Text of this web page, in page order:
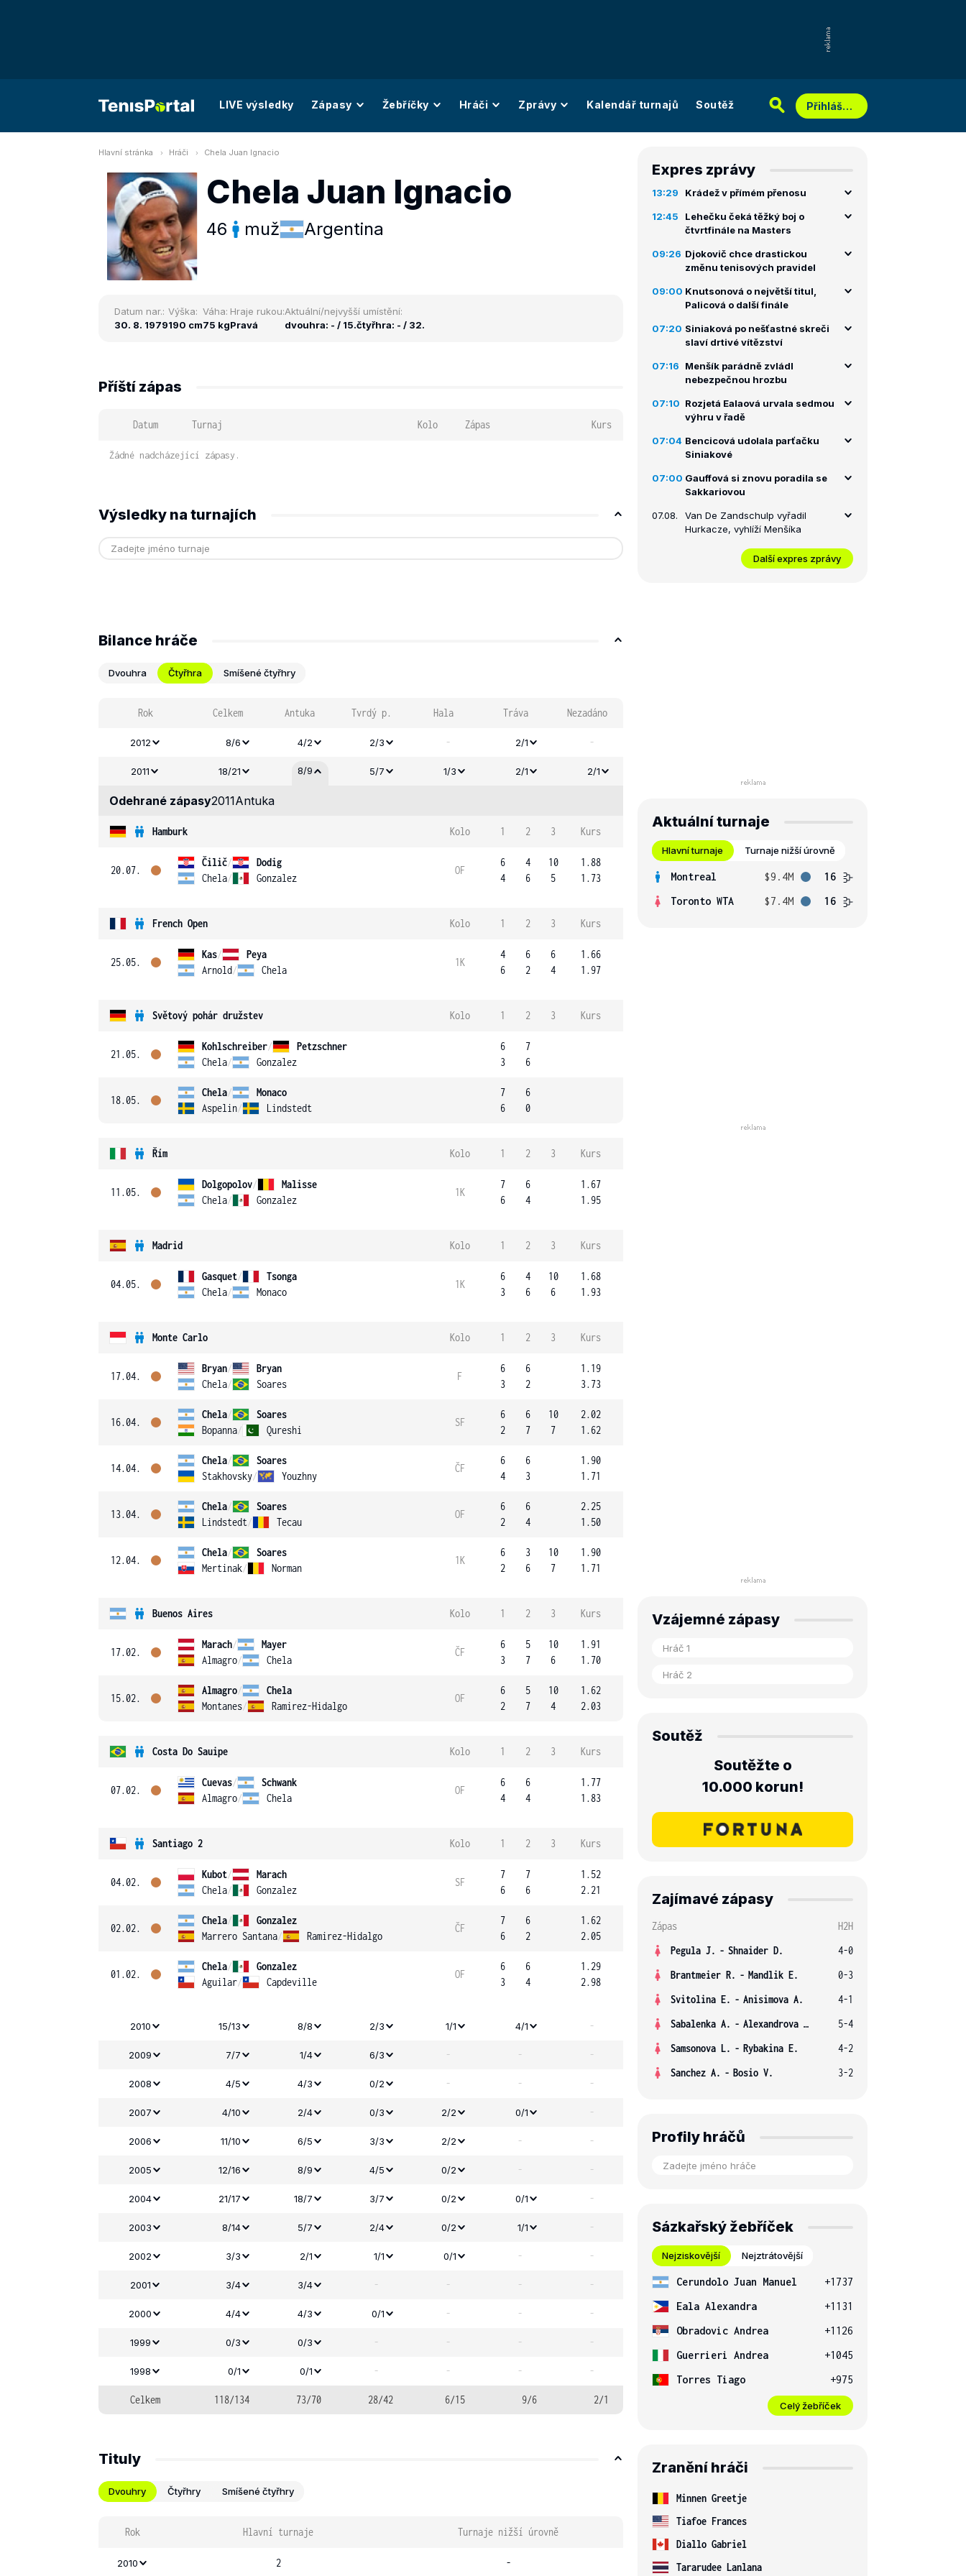
LIVE výsledky Zápasy Žebříčky Hráči Zprávy Kalendář turnajů Soutěž Přihlášení
Hlavní stránka Hráči Chela Juan Ignacio
Chela Juan Ignacio
46 muž Argentina
Datum nar.:
30. 8. 1979
Výška:
190 cm
Váha:
75 kg
Hraje rukou:
Pravá
Aktuální/nejvyšší umístění:
dvouhra: - / 15.čtyřhra: - / 32.
Příští zápas
Datum Turnaj Kolo Zápas Kurs
Žádné nadcházející zápasy.
Výsledky na turnajích
Bilance hráče
Dvouhra Čtyřhra Smíšené čtyřhry
Rok Celkem Antuka Tvrdý p. Hala Tráva Nezadáno
2012 8/6 4/2 2/3 - 2/1 -
2011 18/21 8/9 5/7 1/3 2/1 2/1
Odehrané zápasy2011Antuka
Hamburk Kolo 1 2 3 Kurs
20.07.
Čilič/
Dodig
Chela/ Gonzalez
OF
6
4
4
6
10
5
1.88
1.73
French Open Kolo 1 2 3 Kurs
25.05.
Kas/
Peya
Arnold/ Chela
1K
4
6
6
2
6
4
1.66
1.97
Světový pohár družstev Kolo 1 2 3 Kurs
21.05.
Kohlschreiber/
Petzschner
Chela/ Gonzalez
6
3
7
6
18.05.
Chela/
Monaco
Aspelin/ Lindstedt
7
6
6
0
Řím Kolo 1 2 3 Kurs
11.05.
Dolgopolov/
Malisse
Chela/ Gonzalez
1K
7
6
6
4
1.67
1.95
Madrid Kolo 1 2 3 Kurs
04.05.
Gasquet/
Tsonga
Chela/ Monaco
1K
6
3
4
6
10
6
1.68
1.93
Monte Carlo Kolo 1 2 3 Kurs
17.04.
Bryan/
Bryan
Chela/ Soares
F
6
3
6
2
1.19
3.73
16.04.
Chela/
Soares
Bopanna/ Qureshi
SF
6
2
6
7
10
7
2.02
1.62
14.04.
Chela/
Soares
Stakhovsky/ Youzhny
ČF
6
4
6
3
1.90
1.71
13.04.
Chela/
Soares
Lindstedt/ Tecau
OF
6
2
6
4
2.25
1.50
12.04.
Chela/
Soares
Mertinak/ Norman
1K
6
2
3
6
10
7
1.90
1.71
Buenos Aires Kolo 1 2 3 Kurs
17.02.
Marach/
Mayer
Almagro/ Chela
ČF
6
3
5
7
10
6
1.91
1.70
15.02.
Almagro/
Chela
Montanes/ Ramirez-Hidalgo
OF
6
2
5
7
10
4
1.62
2.03
Costa Do Sauipe Kolo 1 2 3 Kurs
07.02.
Cuevas/
Schwank
Almagro/ Chela
OF
6
4
6
4
1.77
1.83
Santiago 2 Kolo 1 2 3 Kurs
04.02.
Kubot/
Marach
Chela/ Gonzalez
SF
7
6
7
6
1.52
2.21
02.02.
Chela/
Gonzalez
Marrero Santana/ Ramirez-Hidalgo
ČF
7
6
6
2
1.62
2.05
01.02.
Chela/
Gonzalez
Aguilar/ Capdeville
OF
6
3
6
4
1.29
2.98
2010 15/13 8/8 2/3 1/1 4/1 -
2009 7/7 1/4 6/3 - - -
2008 4/5 4/3 0/2 - - -
2007 4/10 2/4 0/3 2/2 0/1 -
2006 11/10 6/5 3/3 2/2 - -
2005 12/16 8/9 4/5 0/2 - -
2004 21/17 18/7 3/7 0/2 0/1 -
2003 8/14 5/7 2/4 0/2 1/1 -
2002 3/3 2/1 1/1 0/1 - -
2001 3/4 3/4 - - - -
2000 4/4 4/3 0/1 - - -
1999 0/3 0/3 - - - -
1998 0/1 0/1 - - - -
Celkem 118/134 73/70 28/42 6/15 9/6 2/1
Tituly
Dvouhry Čtyřhry Smíšené čtyřhry
Rok Hlavní turnaje Turnaje nižší úrovně
2010 2 -
Expres zprávy
13:29 Krádež v přímém přenosu
12:45
Lehečku čeká těžký boj o
čtvrtfinále na Masters
09:26 Djokovič chce drastickou
změnu tenisových pravidel
09:00 Knutsonová o největší titul,
Palicová o další finále
07:20 Siniaková po nešťastné skreči
slaví drtivé vítězství
07:16
Menšík parádně zvládl
nebezpečnou hrozbu
07:10 Rozjetá Ealaová urvala sedmou
výhru v řadě
07:04 Bencicová udolala parťačku
Siniakové
07:00 Gauffová si znovu poradila se
Sakkariovou
07.08.
Van De Zandschulp vyřadil
Hurkacze, vyhlíží Menšíka
Další expres zprávy
Aktuální turnaje
Hlavní turnaje Turnaje nižší úrovně
Montreal $9.4M
16
Toronto WTA
$7.4M 16
Vzájemné zápasy
Soutěž
Soutěžte o
10.000 korun!
Zajímavé zápasy
Zápas
H2H
Pegula J. - Shnaider D.
4-0
Brantmeier R. - Mandlik E.
0-3
Svitolina E. - Anisimova A.
4-1
Sabalenka A. - Alexandrova E.
5-4
Samsonova L. - Rybakina E.
4-2
Sanchez A. - Bosio V. 3-2
Profily hráčů
Sázkařský žebříček
Nejziskovější Nejztrátovější
Cerundolo Juan Manuel
+1737
Eala Alexandra
+1131
Obradovic Andrea
+1126
Guerrieri Andrea
+1045
Torres Tiago
+975
Celý žebříček
Zranění hráči
Minnen Greetje
Tiafoe Frances
Diallo Gabriel
Tararudee Lanlana